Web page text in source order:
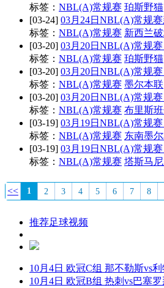
标签： NBL(A)常规赛 珀斯野猫
[03-24] 03月24日NBL(A)常规
标签： NBL(A)常规赛 新西兰
[03-20] 03月20日NBL(A)常规
标签： NBL(A)常规赛 珀斯野猫
[03-20] 03月20日NBL(A)常规
标签： NBL(A)常规赛 墨尔本联
[03-20] 03月20日NBL(A)常规
标签： NBL(A)常规赛 布里斯
[03-19] 03月19日NBL(A)常规
标签： NBL(A)常规赛 东南墨
[03-19] 03月19日NBL(A)常规
标签： NBL(A)常规赛 塔斯马
<< 1 2 3 4 5 6 7 8
推荐足球视频
10月4日 欧冠C组 那不勒斯vs
10月4日 欧冠B组 热刺vs巴塞